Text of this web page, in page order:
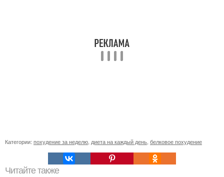
Категории: похудение за неделю диета на каждый день белковое похудение
Читайте также